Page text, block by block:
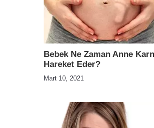
Bebek Ne Zaman Anne
Hareket Eder?
Mart 10, 2021